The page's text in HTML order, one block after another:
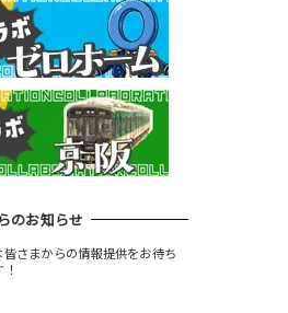
のお知らせ
皆さまからの情報提供をお待ち